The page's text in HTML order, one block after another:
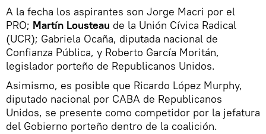
A la fecha los aspirantes son Jorge Macri por el
PRO; Martín Lousteau de la Unión Cívica Radical
(UCR); Gabriela Ocaña, diputada nacional de
Confianza Pública, y Roberto García Moritán,
legislador porteño de Republicanos Unidos.
Asimismo, es posible que Ricardo López Murphy,
diputado nacional por CABA de Republicanos
Unidos, se presente como competidor por la jefatura
del Gobierno porteño dentro de la coalición.